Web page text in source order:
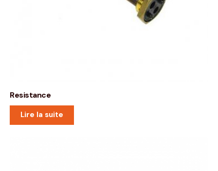
Resistance
Lire la suite